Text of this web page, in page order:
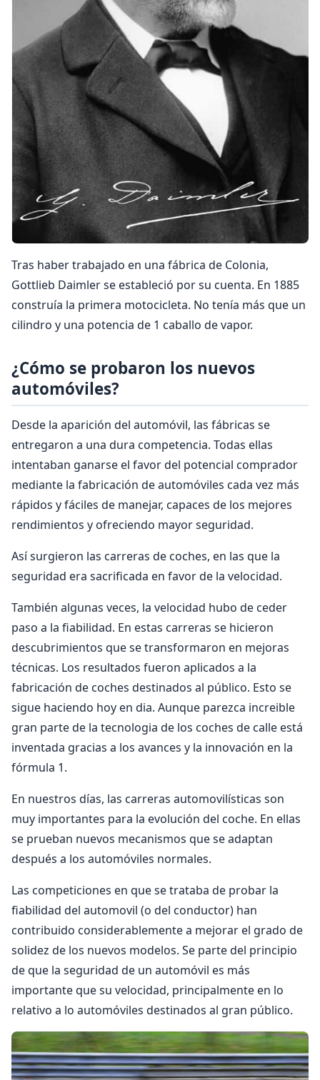
Tras haber trabajado en una fábrica de Colonia,
Gottlieb Daimler se estableció por su cuenta. En 1885
construía la primera motocicleta. No tenía más que un
cilindro y una potencia de 1 caballo de vapor.
¿Cómo se probaron los nuevos
automóviles?
Desde la aparición del automóvil, las fábricas se
entregaron a una dura competencia. Todas ellas
intentaban ganarse el favor del potencial comprador
mediante la fabricación de automóviles cada vez más
rápidos y fáciles de manejar, capaces de los mejores
rendimientos y ofreciendo mayor seguridad.
Así surgieron las carreras de coches, en las que la
seguridad era sacrificada en favor de la velocidad.
También algunas veces, la velocidad hubo de ceder
paso a la fiabilidad. En estas carreras se hicieron
descubrimientos que se transformaron en mejoras
técnicas. Los resultados fueron aplicados a la
fabricación de coches destinados al público. Esto se
sigue haciendo hoy en dia. Aunque parezca increible
gran parte de la tecnologia de los coches de calle está
inventada gracias a los avances y la innovación en la
fórmula 1.
En nuestros días, las carreras automovilísticas son
muy importantes para la evolución del coche. En ellas
se prueban nuevos mecanismos que se adaptan
después a los automóviles normales.
Las competiciones en que se trataba de probar la
fiabilidad del automovil (o del conductor) han
contribuido considerablemente a mejorar el grado de
solidez de los nuevos modelos. Se parte del principio
de que la seguridad de un automóvil es más
importante que su velocidad, principalmente en lo
relativo a lo automóviles destinados al gran público.